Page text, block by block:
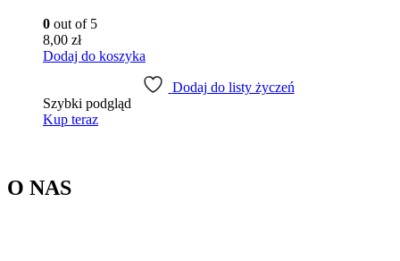
0 out of 5
8,00 zł
Dodaj do koszyka
Dodaj do listy życzeń
Szybki podgląd
Kup teraz
O NAS